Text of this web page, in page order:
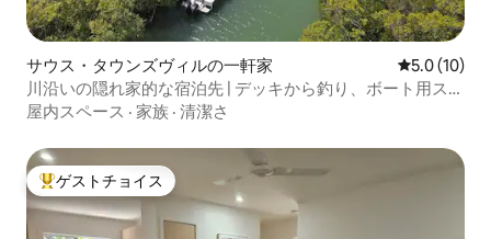
サウス・タウンズヴィルの一軒家 レビュー10
5.0 (10)
川沿いの隠れ家的な宿泊先 | デッキから釣り、ボート用スロ
ープ付き
屋内スペース · 家族 · 清潔さ
大好評のゲストチョイスです。
ゲストチョイス